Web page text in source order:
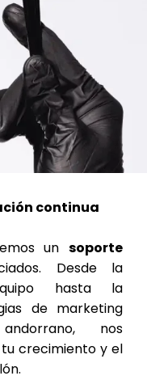
continua
un soporte
Desde la
hasta la
de marketing
nos
crecimiento y el